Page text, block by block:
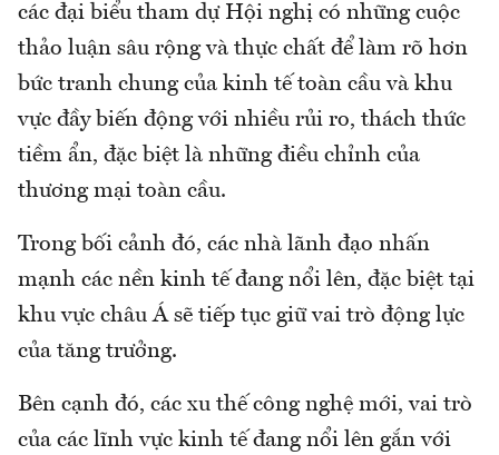
các đại biểu tham dự Hội nghị có những cuộc
thảo luận sâu rộng và thực chất để làm rõ hơn
bức tranh chung của kinh tế toàn cầu và khu
vực đầy biến động với nhiều rủi ro, thách thức
tiềm ẩn, đặc biệt là những điều chỉnh của
thương mại toàn cầu.
Trong bối cảnh đó, các nhà lãnh đạo nhấn
mạnh các nền kinh tế đang nổi lên, đặc biệt tại
khu vực châu Á sẽ tiếp tục giữ vai trò động lực
của tăng trưởng.
Bên cạnh đó, các xu thế công nghệ mới, vai trò
của các lĩnh vực kinh tế đang nổi lên gắn với